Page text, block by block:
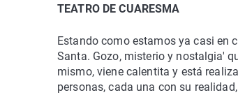
TEATRO DE CUARESMA
Estando como estamos ya casi en
Santa. Gozo, misterio y nostalgia'
mismo, viene calentita y está
personas, cada una con su